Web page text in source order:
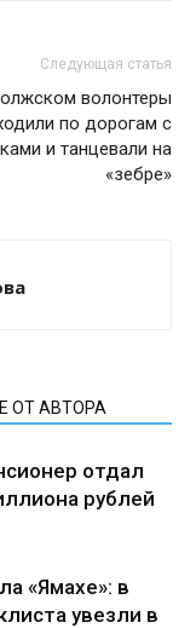
Следующая статья
волонтеры
по дорогам с
и танцевали на
«зебре»
ОТ АВТОРА
отдал
рублей
«Ямахе»: в
увезли в